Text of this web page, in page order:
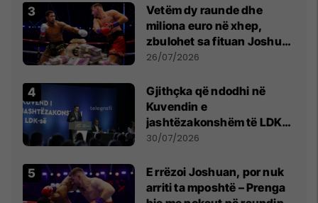
Vetëm dy raunde dhe
miliona euro në xhep,
zbulohet sa fituan Joshua
e Prenga
26/07/2026
Gjithçka që ndodhi në
Kuvendin e
jashtëzakonshëm të LDK-
së
30/07/2026
E rrëzoi Joshuan, por nuk
arriti ta mposhtë – Prenga